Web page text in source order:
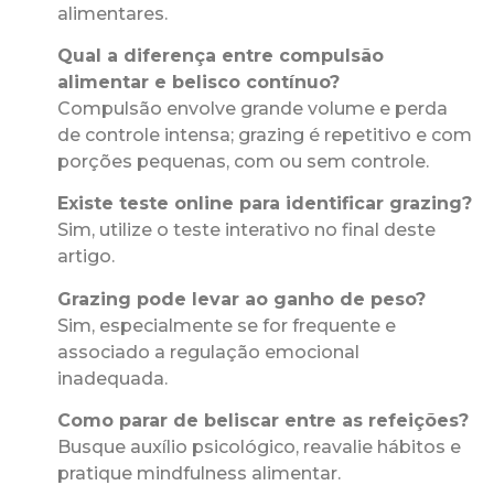
alimentares.
Qual a diferença entre compulsão
alimentar e belisco contínuo?
Compulsão envolve grande volume e perda
de controle intensa; grazing é repetitivo e com
porções pequenas, com ou sem controle.
Existe teste online para identificar grazing?
Sim, utilize o teste interativo no final deste
artigo.
Grazing pode levar ao ganho de peso?
Sim, especialmente se for frequente e
associado a regulação emocional
inadequada.
Como parar de beliscar entre as refeições?
Busque auxílio psicológico, reavalie hábitos e
pratique mindfulness alimentar.